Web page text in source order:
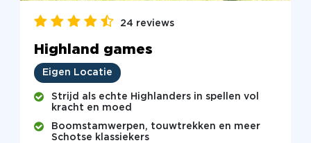
24 reviews
Highland games
Eigen Locatie
Strijd als echte Highlanders in spellen vol
kracht en moed
Boomstamwerpen, touwtrekken en meer
Schotse klassiekers